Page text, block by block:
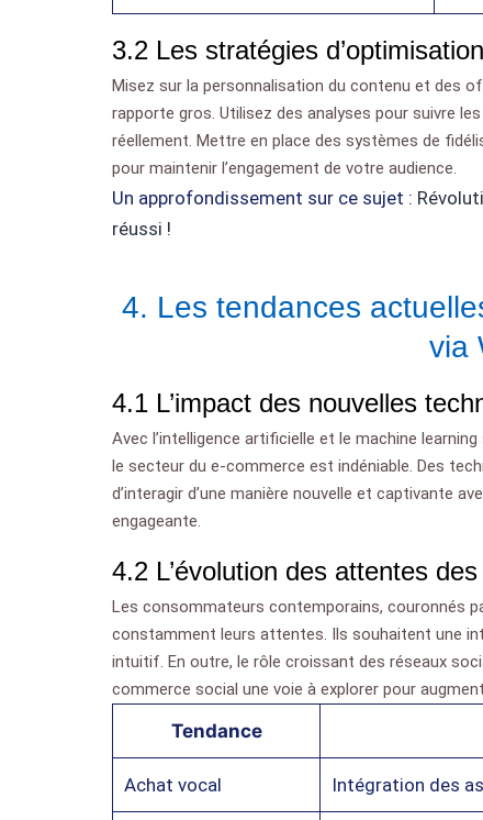
3.2 Les stratégies
Misez sur la personnalisation du contenu et des
rapporte gros. Utilisez des analyses pour suivre
réellement. Mettre en place des systèmes de
pour maintenir l’engagement de votre audience.
Un approfondissement sur ce sujet :
réussi !
4. Les tendances
via
4.1 L’impact des nouvelles
Avec l’intelligence artificielle et le machine
le secteur du e-commerce est indéniable. Des
d’interagir d’une manière nouvelle et captivante
engageante.
4.2 L’évolution des attentes
Les consommateurs contemporains, couronnés
constamment leurs attentes. Ils souhaitent une
intuitif. En outre, le rôle croissant des réseaux
commerce social une voie à explorer pour
Tendance
Achat vocal Intégration des